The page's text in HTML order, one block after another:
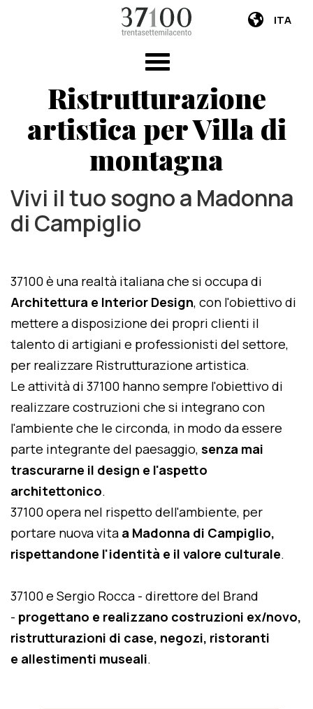
ITA
Ristrutturazione
artistica per Villa di
montagna
Vivi il tuo sogno a Madonna
di Campiglio
37100 è una realtà italiana che si occupa di
Architettura e Interior Design, con l'obiettivo di
mettere a disposizione dei propri clienti il
talento di artigiani e professionisti del settore,
per realizzare Ristrutturazione artistica.
Le attività di 37100 hanno sempre l'obiettivo di
realizzare costruzioni che si integrano con
l'ambiente che le circonda, in modo da essere
parte integrante del paesaggio, senza mai
trascurarne il design e l'aspetto
architettonico.
37100 opera nel rispetto dell'ambiente, per
portare nuova vita a Madonna di Campiglio,
rispettandone l'identità e il valore culturale.
37100 e Sergio Rocca - direttore del Brand
- progettano e realizzano costruzioni ex/novo,
ristrutturazioni di case, negozi, ristoranti
e allestimenti museali.